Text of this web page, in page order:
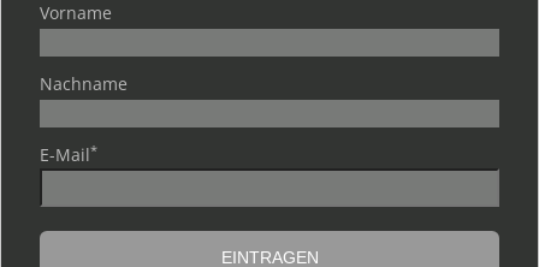
Vorname
Nachname
E-Mail*